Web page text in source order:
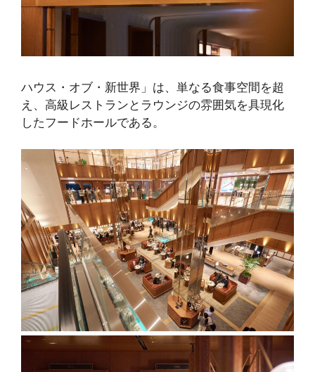
ハウス・オブ・新世界」は、単なる食事空間を超
え、高級レストランとラウンジの雰囲気を具現化
したフードホールである。